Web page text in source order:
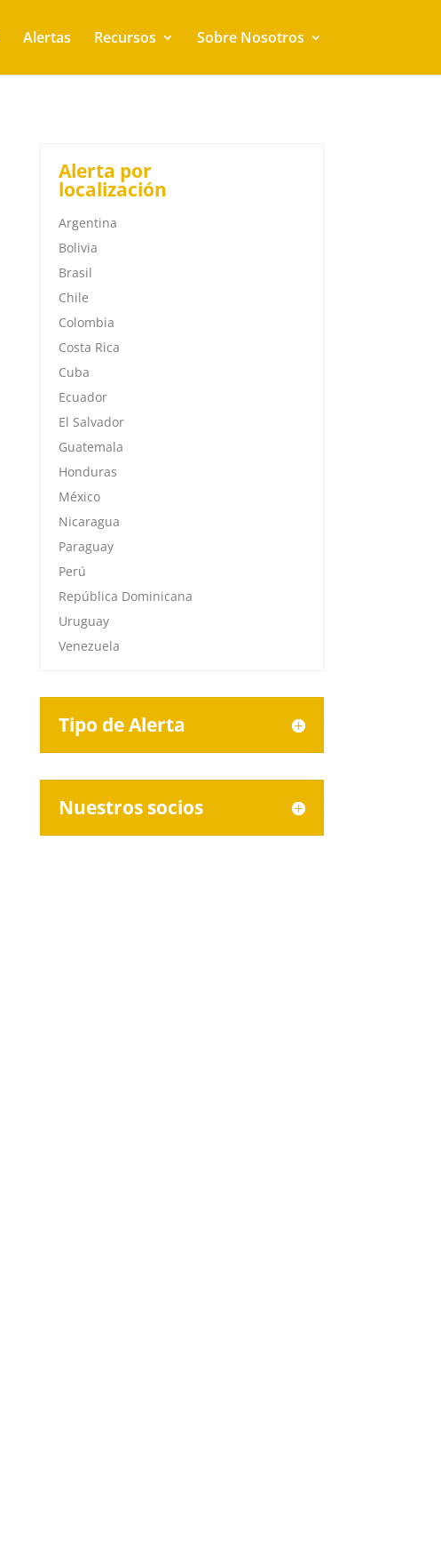
Alertas Recursos Sobre Nosotros
Alerta por
localización
Argentina
Bolivia
Brasil
Chile
Colombia
Costa Rica
Cuba
Ecuador
El Salvador
Guatemala
Honduras
México
Nicaragua
Paraguay
Perú
República Dominicana
Uruguay
Venezuela
Tipo de Alerta
Nuestros socios